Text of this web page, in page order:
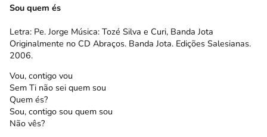
Sou quem és
Letra: Pe. Jorge Música: Tozé Silva e Curi, Banda Jota
Originalmente no CD Abraços. Banda Jota. Edições Salesianas.
2006.
Vou, contigo vou
Sem Ti não sei quem sou
Quem és?
Sou, contigo sou quem sou
Não vês?